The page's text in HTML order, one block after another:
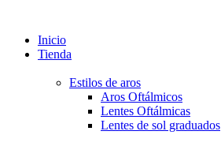
Inicio
Tienda
Estilos de aros
Aros Oftálmicos
Lentes Oftálmicas
Lentes de sol graduados